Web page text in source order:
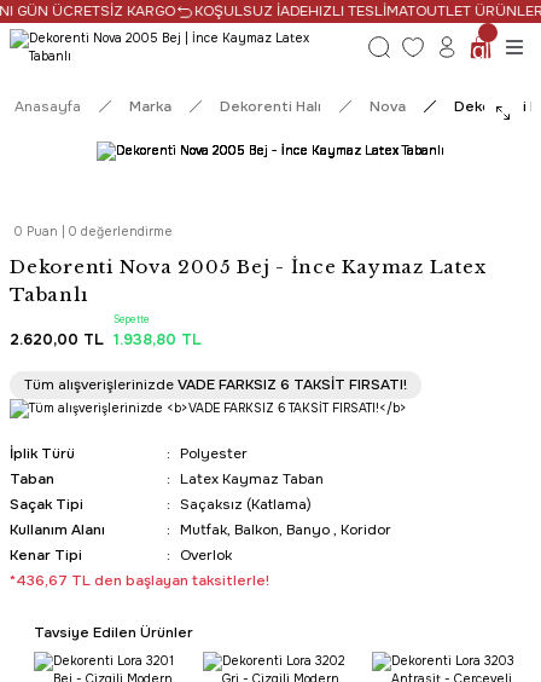
ÜCRETSİZ KARGO KOŞULSUZ İADEHIZLI TESLİMATOUTLET
Anasayfa Marka Dekorenti Halı Nova Dekorenti
0 Puan | 0 değerlendirme
Dekorenti Nova 2005 Bej - İnce Kaymaz Latex
Tabanlı
2.620,00 TL
Sepette
1.938,80 TL
Tüm Alışverişlerde Ücretsiz Kargo
HIZLI TESLİMAT
Tüm alışverişlerinizdeVADE FARKSIZ 6 TAKSİT FIRSATI!
İplik Türü
Polyester
Taban
Latex Kaymaz Taban
Saçak Tipi
Saçaksız (Katlama)
Kullanım Alanı
Mutfak, Balkon, Banyo , Koridor
Kenar Tipi
Overlok
*436,67 TL den başlayan taksitlerle!
Tavsiye Edilen Ürünler